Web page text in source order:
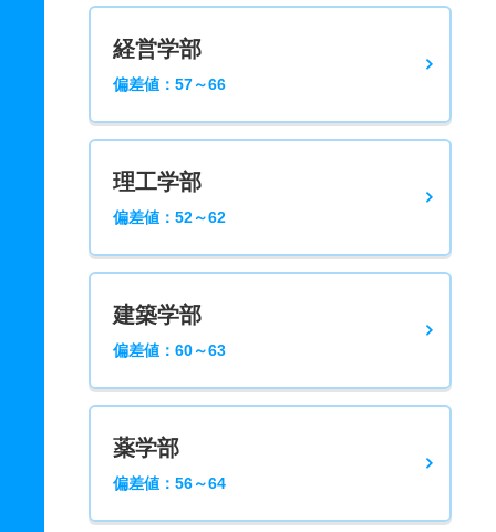
経営学部
偏差値：57～66
理工学部
偏差値：52～62
建築学部
偏差値：60～63
薬学部
偏差値：56～64